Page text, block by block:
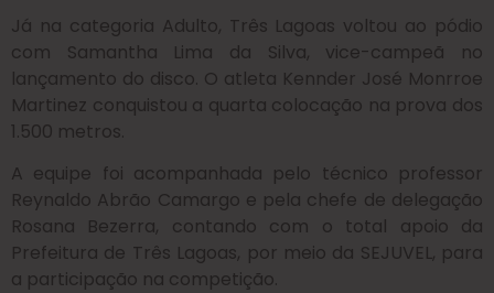
Já na categoria Adulto, Três Lagoas voltou ao pódio
com Samantha Lima da Silva, vice-campeã no
lançamento do disco. O atleta Kennder José Monrroe
Martinez conquistou a quarta colocação na prova dos
1.500 metros.
A equipe foi acompanhada pelo técnico professor
Reynaldo Abrão Camargo e pela chefe de delegação
Rosana Bezerra, contando com o total apoio da
Prefeitura de Três Lagoas, por meio da SEJUVEL, para
a participação na competição.